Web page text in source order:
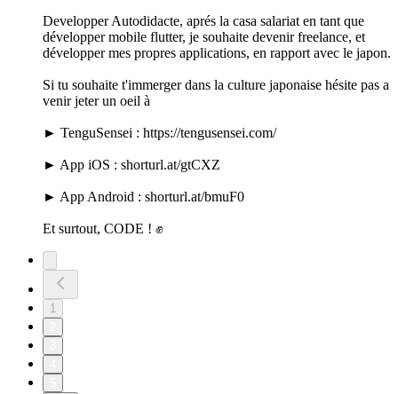
Developper Autodidacte, aprés la casa salariat en tant que
développer mobile flutter, je souhaite devenir freelance, et
développer mes propres applications, en rapport avec le japon.
Si tu souhaite t'immerger dans la culture japonaise hésite pas a
venir jeter un oeil à
► TenguSensei : https://tengusensei.com/
► App iOS : shorturl.at/gtCXZ
► App Android : shorturl.at/bmuF0
Et surtout, CODE ! ✊
1